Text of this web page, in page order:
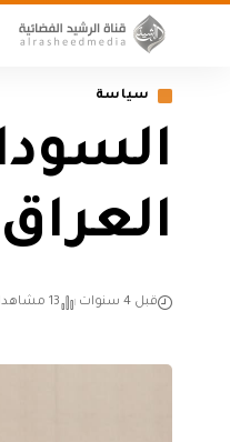
سياسة
قبل 4 سنوات 13 مشاهدات